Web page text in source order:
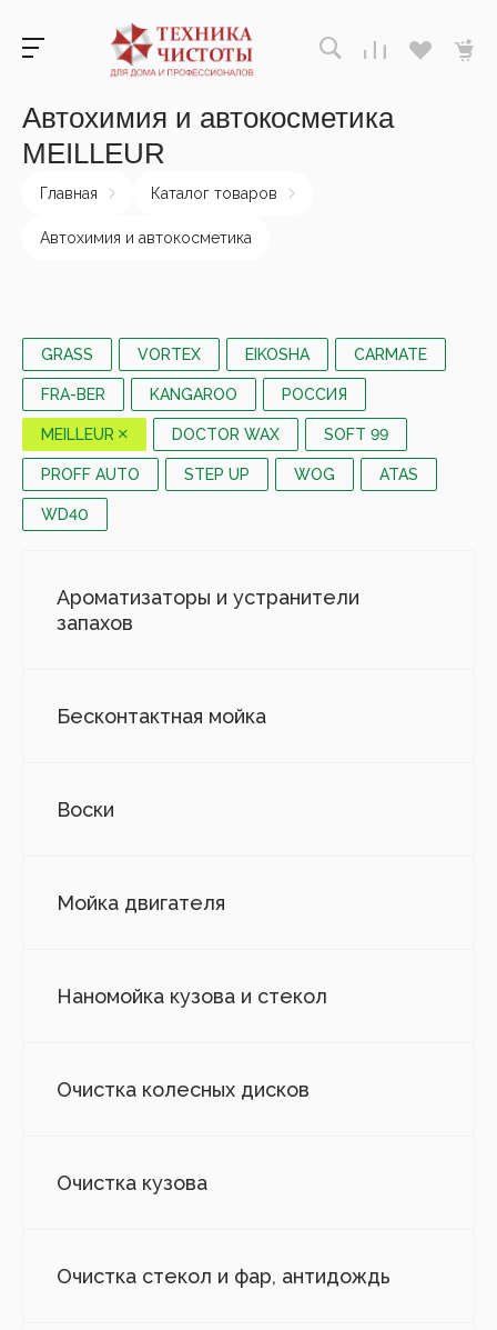
Автохимия и автокосметика
MEILLEUR
Главная Каталог товаров
Автохимия и автокосметика
GRASS VORTEX EIKOSHA CARMATE
FRA-BER KANGAROO РОССИЯ
MEILLEUR DOCTOR WAX SOFT 99
PROFF AUTO STEP UP WOG ATAS
WD40
Ароматизаторы и устранители
запахов
Бесконтактная мойка
Воски
Мойка двигателя
Наномойка кузова и стекол
Очистка колесных дисков
Очистка кузова
Очистка стекол и фар, антидождь